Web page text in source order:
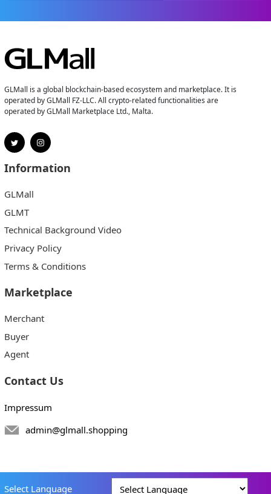
GLMall is a global blockchain-based ecosystem and marketplace. It is
operated by GLMall FZ-LLC. All crypto-related functionalities are
operated by GLMall Marketplace Ltd., Malta.
Information
GLMall
GLMT
Technical Background Video
Privacy Policy
Terms & Conditions
Marketplace
Merchant
Buyer
Agent
Contact Us
Impressum
admin@glmall.shopping
Select Language